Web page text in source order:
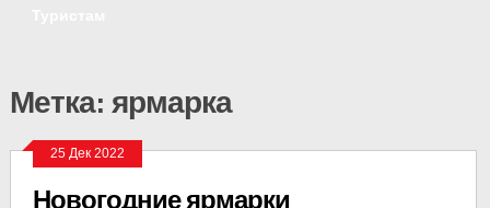
Метка: ярмарка
25 Дек 2022
Новогодние ярмарки